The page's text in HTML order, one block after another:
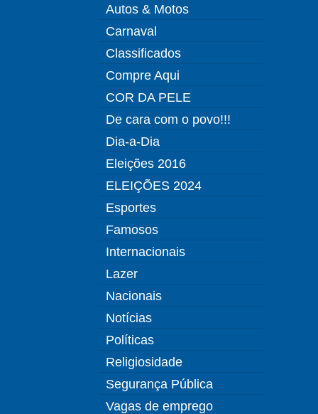
Autos & Motos
Carnaval
Classificados
Compre Aqui
COR DA PELE
De cara com o povo!!!
Dia-a-Dia
Eleições 2016
ELEIÇÕES 2024
Esportes
Famosos
Internacionais
Lazer
Nacionais
Notícias
Políticas
Religiosidade
Segurança Pública
Vagas de emprego